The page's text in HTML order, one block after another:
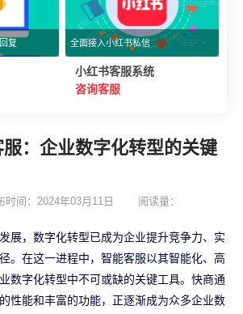
复 全面接入小红书私信
小红书客服系统
咨询客服
：企业数字化转型的关键
时间：2024年03月11日 阅读量：
展，数字化转型已成为企业提升竞争力、实
。在这一进程中，智能客服以其智能化、高
数字化转型中不可或缺的关键工具。快商通
性能和丰富的功能，正逐渐成为众多企业数